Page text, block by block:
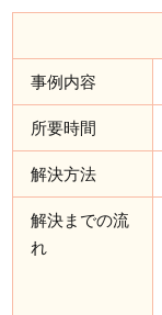
事例内容
所要時間
解決方法
解決までの流
れ